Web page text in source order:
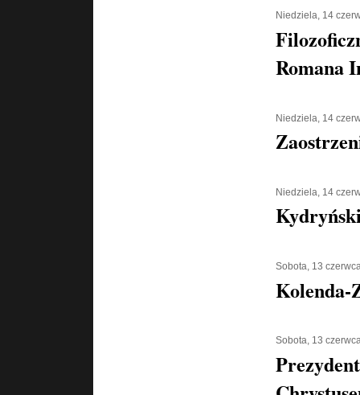
Niedziela, 14
Romana
Niedziela, 14
Niedziela, 14
Sobota, 13
Kolenda-
Sobota, 13